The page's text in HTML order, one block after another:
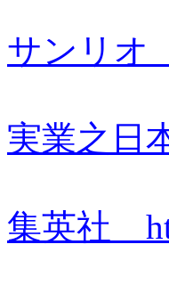
サンリオ
実業之日
集英社